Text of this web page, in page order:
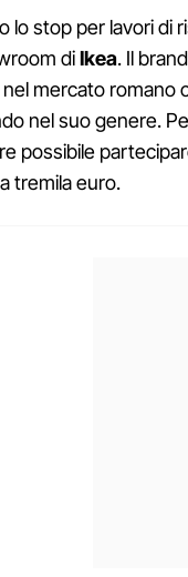
lo stop per lavori di
diIkea. Il
nel mercato romano
nel suo genere.
possibile
tremila euro.